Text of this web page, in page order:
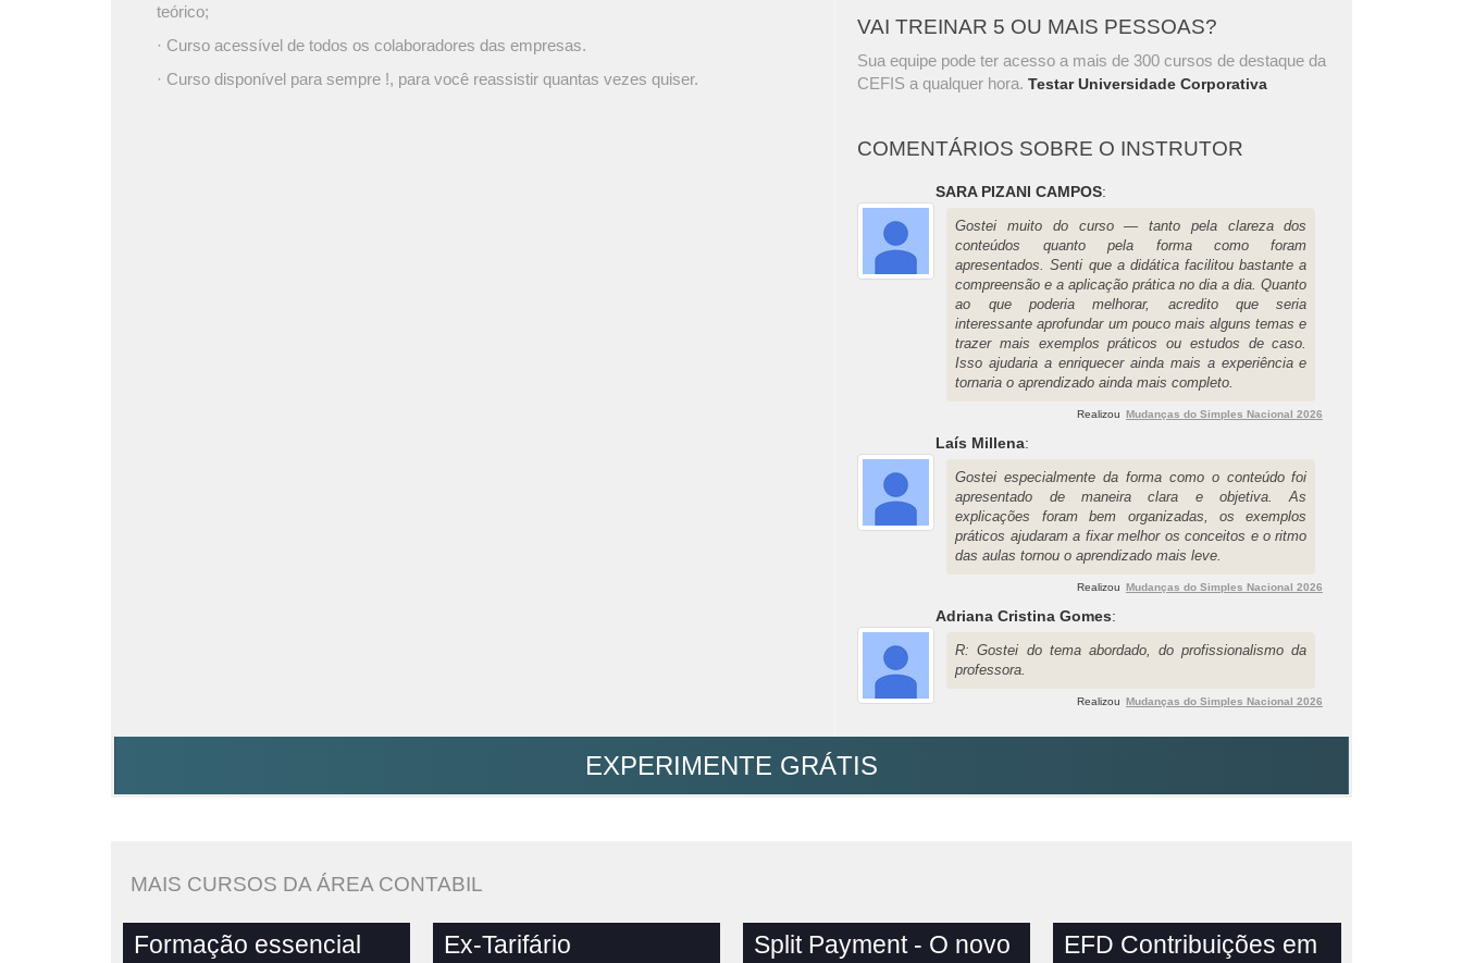
teórico;
· Curso acessível de todos os colaboradores das empresas.
· Curso disponível para sempre !, para você reassistir quantas vezes quiser.
VAI TREINAR 5 OU MAIS PESSOAS?
Sua equipe pode ter acesso a mais de 300 cursos de destaque da
CEFIS a qualquer hora.Testar Universidade Corporativa
COMENTÁRIOS SOBRE O INSTRUTOR
SARA PIZANI CAMPOS:
Gostei muito do curso — tanto pela clareza dos
conteúdos quanto pela forma como foram
apresentados. Senti que a didática facilitou bastante a
compreensão e a aplicação prática no dia a dia. Quanto
ao que poderia melhorar, acredito que seria
interessante aprofundar um pouco mais alguns temas e
trazer mais exemplos práticos ou estudos de caso.
Isso ajudaria a enriquecer ainda mais a experiência e
tornaria o aprendizado ainda mais completo.
Realizou Mudanças do Simples Nacional 2026
Laís Millena:
Gostei especialmente da forma como o conteúdo foi
apresentado de maneira clara e objetiva. As
explicações foram bem organizadas, os exemplos
práticos ajudaram a fixar melhor os conceitos e o ritmo
das aulas tornou o aprendizado mais leve.
Realizou Mudanças do Simples Nacional 2026
Adriana Cristina Gomes:
R: Gostei do tema abordado, do profissionalismo da
professora.
Realizou Mudanças do Simples Nacional 2026
EXPERIMENTE GRÁTIS
MAIS CURSOS DA ÁREA CONTABIL
Formação essencial
Ex-Tarifário
Split Payment - O novo
EFD Contribuições em